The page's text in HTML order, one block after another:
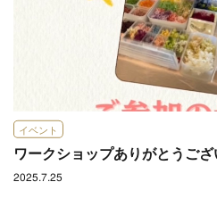
イベント
ワークショップありがとうご
2025.7.25